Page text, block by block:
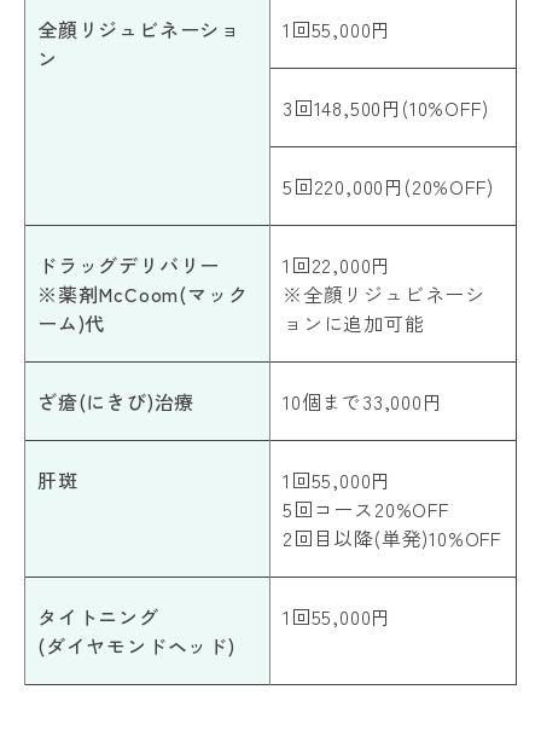
全顔リジュビネーショ
ン
1回55,000円
3回148,500円(10%OFF)
5回220,000円(20%OFF)
ドラッグデリバリー
※薬剤McCoom(マック
ーム)代
1回22,000円
※全顔リジュビネーシ
ョンに追加可能
ざ瘡(にきび)治療 10個まで33,000円
肝斑
1回55,000円
5回コース20%OFF
2回目以降(単発)10%OFF
タイトニング
(ダイヤモンドヘッド)
1回55,000円